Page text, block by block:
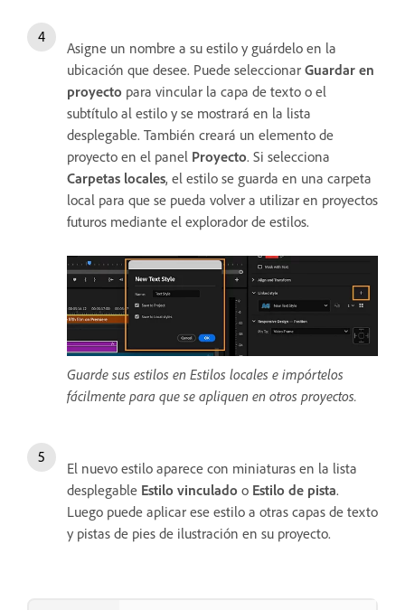
Asigne un nombre a su estilo y guárdelo en la
ubicación que desee. Puede seleccionar Guardar en
proyecto para vincular la capa de texto o el
subtítulo al estilo y se mostrará en la lista
desplegable. También creará un elemento de
proyecto en el panel Proyecto. Si selecciona
Carpetas locales, el estilo se guarda en una carpeta
local para que se pueda volver a utilizar en proyectos
futuros mediante el explorador de estilos.
Guarde sus estilos en Estilos locales e impórtelos
fácilmente para que se apliquen en otros proyectos.
El nuevo estilo aparece con miniaturas en la lista
desplegable Estilo vinculado o Estilo de pista.
Luego puede aplicar ese estilo a otras capas de texto
y pistas de pies de ilustración en su proyecto.